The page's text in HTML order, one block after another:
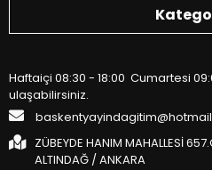
Haftaiçi 08:30 - 18:00 Cumartesi
ulaşabilirsiniz.
ZÜBEYDE HANIM MAHALLESİ
ALTINDAĞ / ANKARA